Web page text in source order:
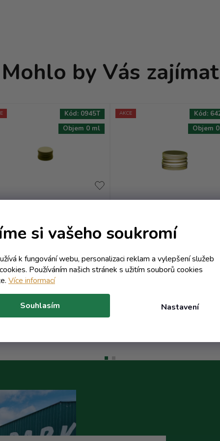
si vašeho soukromí
k fungování webu, personalizaci reklam a vylepšení služeb
Používáním našich stránek s užitím souborů cookies
Více informací
Nastavení
Souhlasím
Mohlo by Vás zajímat
Skladem
3,78 Kč včetně DPH
3,12 Kč/ ks
8,85 Kč (-64%)
Objem 0 ml
Kód: 0945T AKCE
závitem + pojistný
kroužek NK
Skladem
3,79 Kč včetně DPH
3,13 Kč/ ks
Do
Objem
Kód: